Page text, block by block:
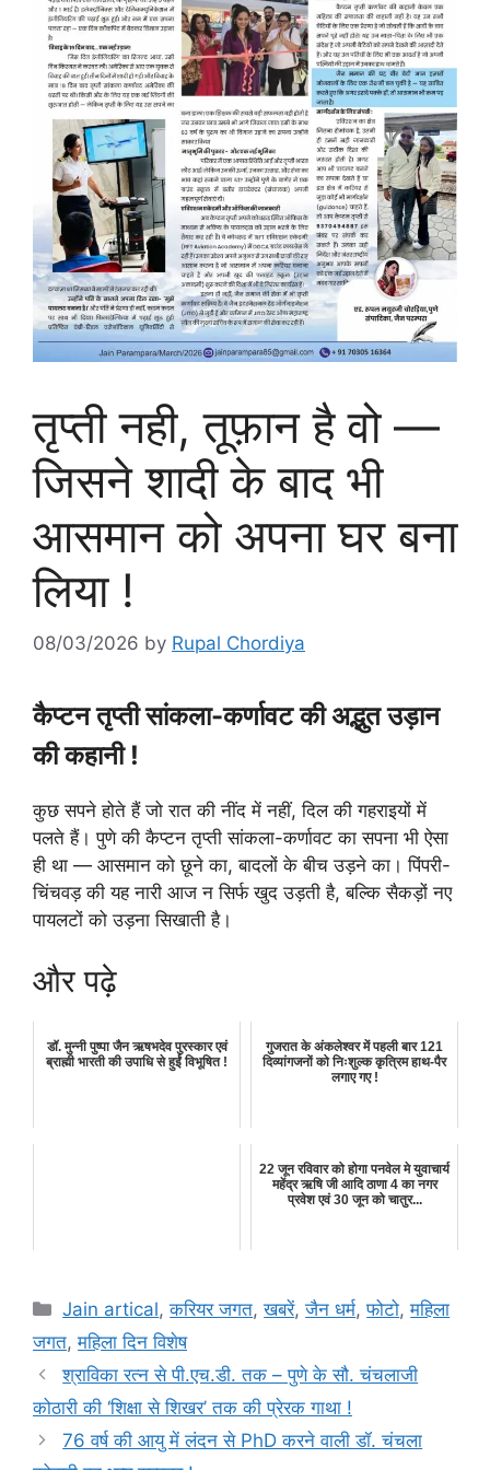
तृप्ती नही, तूफ़ान है वो —
जिसने शादी के बाद भी
आसमान को अपना घर बना
लिया !
08/03/2026 by Rupal Chordiya
कैप्टन तृप्ती सांकला-कर्णावट की अद्भुत उड़ान
की कहानी !
कुछ सपने होते हैं जो रात की नींद में नहीं, दिल की गहराइयों में
पलते हैं। पुणे की कैप्टन तृप्ती सांकला-कर्णावट का सपना भी ऐसा
ही था — आसमान को छूने का, बादलों के बीच उड़ने का। पिंपरी-
चिंचवड़ की यह नारी आज न सिर्फ खुद उड़ती है, बल्कि सैकड़ों नए
पायलटों को उड़ना सिखाती है।
और पढ़े
डॉ. मुन्नी पुष्पा जैन ऋषभदेव पुरस्कार एवं
ब्राह्मी भारती की उपाधि से हुईं विभूषित !
गुजरात के अंकलेश्वर में पहली बार 121
दिव्यांगजनों को निःशुल्क कृत्रिम हाथ-पैर
लगाए गए !
22 जून रविवार को होगा पनवेल मे युवाचार्य
महेंद्र ऋषि जी आदि ठाणा 4 का नगर
प्रवेश एवं 30 जून को चातुर...
Categories
Jain artical,करियर जगत,खबरें,जैन धर्म,फोटो,महिला
जगत,महिला दिन विशेष
श्राविका रत्न से पी.एच.डी. तक – पुणे के सौ. चंचलाजी
कोठारी की ‘शिक्षा से शिखर’ तक की प्रेरक गाथा !
76 वर्ष की आयु में लंदन से PhD करने वाली डॉ. चंचला